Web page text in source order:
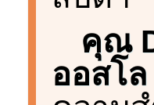
คุณ
ออสโ